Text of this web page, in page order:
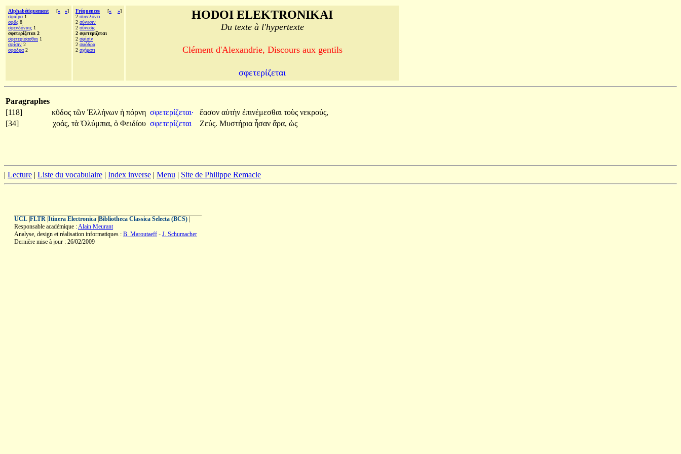
Alphabétiquement [« »]
σφαῖρα 1
σφᾶς 8
σφενδόναις 1
σφετερίζεται 2
σφετερίσασθαι 1
σφίσιν 2
σφόδρα 2
Fréquences [« »]
2 συνελόντι
2 σύνεσιν
2 σύνεσις
2 σφετερίζεται
2 σφίσιν
2 σφόδρα
2 σχήματι
HODOI ELEKTRONIKAI
Du texte à l'hypertexte
Clément d'Alexandrie, Discours aux gentils
σφετερίζεται
Paragraphes
[118]
κῦδος τῶν Ἑλλήνων ἡ πόρνη σφετερίζεται· ἔασον αὐτὴν ἐπινέμεσθαι τοὺς νεκρούς,
[34]
χοάς, τὰ Ὀλύμπια, ὁ Φειδίου σφετερίζεται Ζεύς. Μυστήρια ἦσαν ἄρα, ὡς
| Lecture | Liste du vocabulaire | Index inverse | Menu | Site de Philippe Remacle
UCL FLTR Itinera Electronica Bibliotheca Classica Selecta (BCS)
Responsable académique :Alain Meurant
Analyse, design et réalisation informatiques : B. Maroutaeff - J. Schumacher
Dernière mise à jour : 26/02/2009